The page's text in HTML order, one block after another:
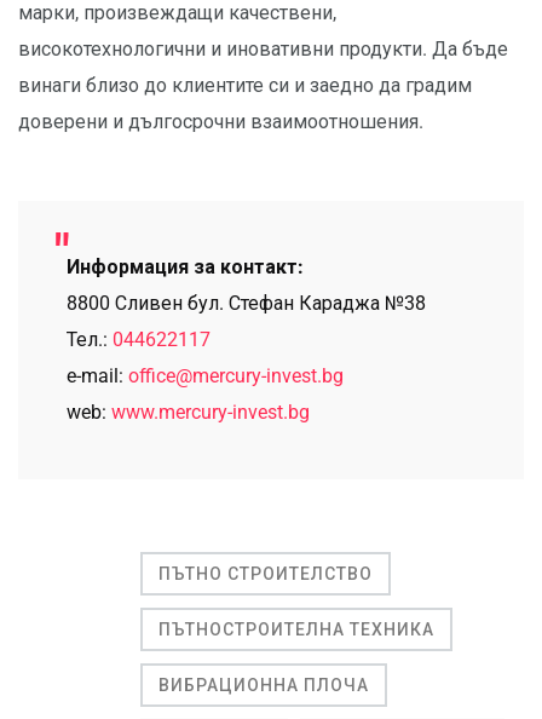
марки, произвеждащи качествени,
високотехнологични и иновативни продукти. Да бъде
винаги близо до клиентите си и заедно да градим
доверени и дългосрочни взаимоотношения.
Информация за контакт:
8800 Сливен бул. Стефан Караджа №38
Тел.: 044622117
e-mail: office@mercury-invest.bg
web: www.mercury-invest.bg
ПЪТНО СТРОИТЕЛСТВО
ПЪТНОСТРОИТЕЛНА ТЕХНИКА
ВИБРАЦИОННА ПЛОЧА